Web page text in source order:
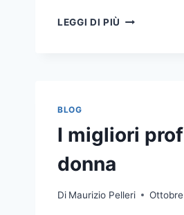
LEGGI DI PIÙ UN
DELLE
BLOG
I migliori
donna
Di Maurizio Pelleri